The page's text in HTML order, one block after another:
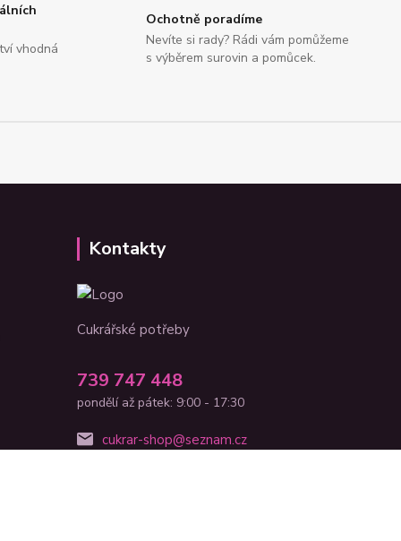
vhodná
Ochotně poradíme
Nevíte si rady? Rádi vám pomůžeme
s výběrem surovin a pomůcek.
Kontakty
Cukrářské potřeby
739 747 448
pondělí až pátek: 9:00 - 17:30
cukrar-shop@seznam.cz